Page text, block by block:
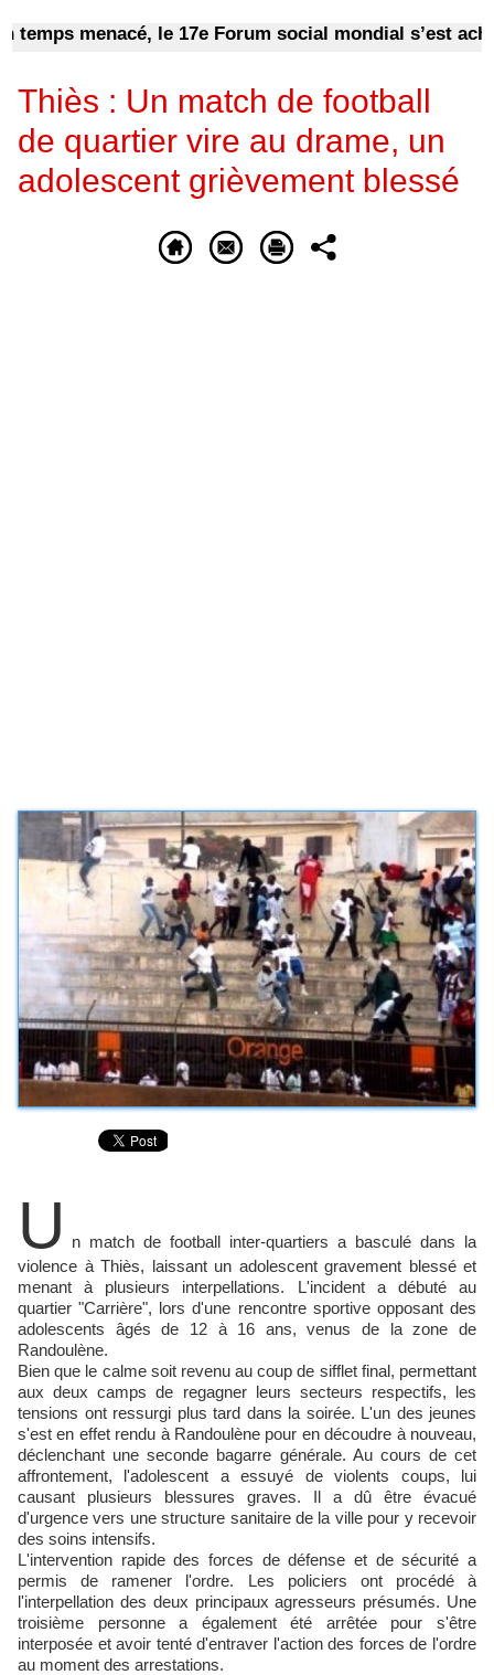
menacé, le 17e Forum social mondial s’est achevé
Thiès : Un match de football
de quartier vire au drame, un
adolescent grièvement blessé
U
n match de football inter-quartiers a basculé dans la
violence à Thiès, laissant un adolescent gravement blessé et
menant à plusieurs interpellations. L'incident a débuté au
quartier "Carrière", lors d'une rencontre sportive opposant des
adolescents âgés de 12 à 16 ans, venus de la zone de
Randoulène.
Bien que le calme soit revenu au coup de sifflet final, permettant
aux deux camps de regagner leurs secteurs respectifs, les
tensions ont ressurgi plus tard dans la soirée. L'un des jeunes
s'est en effet rendu à Randoulène pour en découdre à nouveau,
déclenchant une seconde bagarre générale. Au cours de cet
affrontement, l'adolescent a essuyé de violents coups, lui
causant plusieurs blessures graves. Il a dû être évacué
d'urgence vers une structure sanitaire de la ville pour y recevoir
des soins intensifs.
L'intervention rapide des forces de défense et de sécurité a
permis de ramener l'ordre. Les policiers ont procédé à
l'interpellation des deux principaux agresseurs présumés. Une
troisième personne a également été arrêtée pour s'être
interposée et avoir tenté d'entraver l'action des forces de l'ordre
au moment des arrestations.